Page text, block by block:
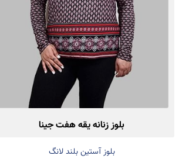
بلوز زنانه یقه هفت جینا
بلوز آستین بلند لانگ